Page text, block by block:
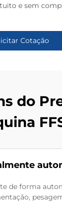
e sem
Cotação
do
de forma